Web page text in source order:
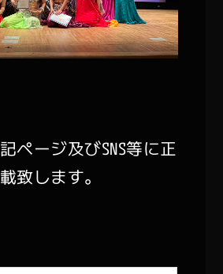
ページ及びSNS等に正
致します。